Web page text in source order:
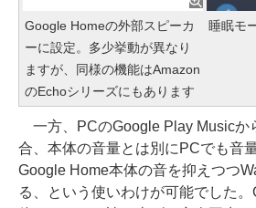
Google Homeの外部スピーカ
ーに設定。多少挙動が異なり
ますが、同様の機能はAmazon
のEchoシリーズにもあります
睡眠モ
一方、PCのGoogle Play Musicか
合、本体の音量とは別にPCでも音
Google Home本体の音を抑えつつ
る、という使いわけが可能でした